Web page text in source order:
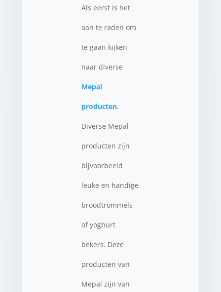
Als eerst is het
aan te raden om
te gaan kijken
naar diverse
Mepal
producten.
Diverse Mepal
producten zijn
bijvoorbeeld
leuke en handige
broodtrommels
of yoghurt
bekers. Deze
producten van
Mepal zijn van